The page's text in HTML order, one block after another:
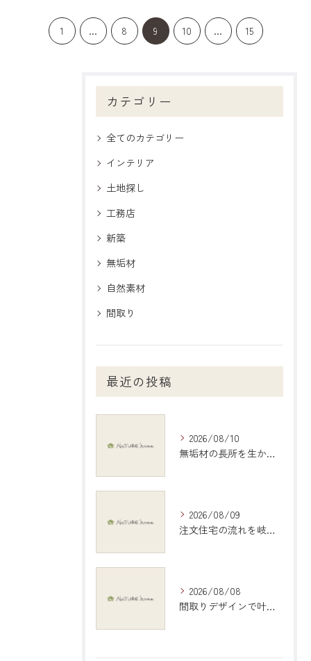
1 ... 8 9 10 ... 15
カテゴリー
全てのカテゴリー
インテリア
土地探し
工務店
新築
無垢材
自然素材
間取り
最近の投稿
2026/08/10
無垢材の長所を生かす一宮市で快適な住まいを実現するためのポイント
2026/08/09
注文住宅の流れを岐阜県岐阜市で失敗しないための全手順と注意点ガイド
2026/08/08
間取りデザインで叶える理想の住まいづくり完全ガイド岐阜県羽島市編